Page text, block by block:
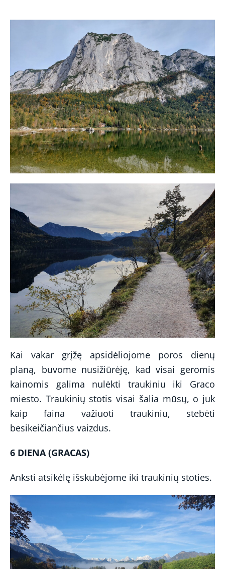
Kai vakar grįžę apsidėliojome poros dienų
planą, buvome nusižiūrėję, kad visai geromis
kainomis galima nulėkti traukiniu iki Graco
miesto. Traukinių stotis visai šalia mūsų, o juk
kaip faina važiuoti traukiniu, stebėti
besikeičiančius vaizdus.
6 DIENA (GRACAS)
Anksti atsikėlę išskubėjome iki traukinių stoties.